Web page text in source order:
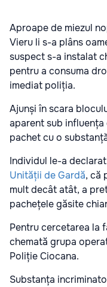
Aproape de miezul
Vieru li s-a plâns
suspect s-a instalat
pentru a consuma
imediat poliția.
Ajunși în scara
aparent sub
pachet cu o
Individul le-a
Unității de Gardă, că
mult decât atât, a
pachețele găsite
Pentru cercetarea la
chemată grupa
Poliție Ciocana.
Substanța